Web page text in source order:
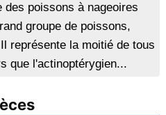
poissons à nageoires
groupe de poissons,
représente la moitié de tous
que l'actinoptérygien...